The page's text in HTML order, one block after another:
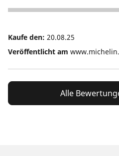
5
Kaufe den: 20.08.25
Veröffentlicht am
Alle